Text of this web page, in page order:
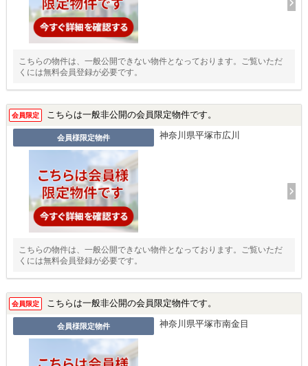
こちらの物件は、一般公開できない物件となっております。ご覧いただ
くには無料会員登録が必要です。
会員限定 こちらは一般非公開の会員限定物件です。
会員様限定物件 神奈川県平塚市広川
こちらの物件は、一般公開できない物件となっております。ご覧いただ
くには無料会員登録が必要です。
会員限定 こちらは一般非公開の会員限定物件です。
会員様限定物件 神奈川県平塚市南金目